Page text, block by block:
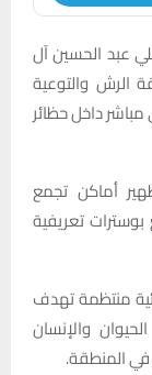
عبد الحسين آل
الرش والتوعية
داخل حظائر
أماكن تجمع
تعريفية
منتظمة تهدف
والإنسان
المنطقة.